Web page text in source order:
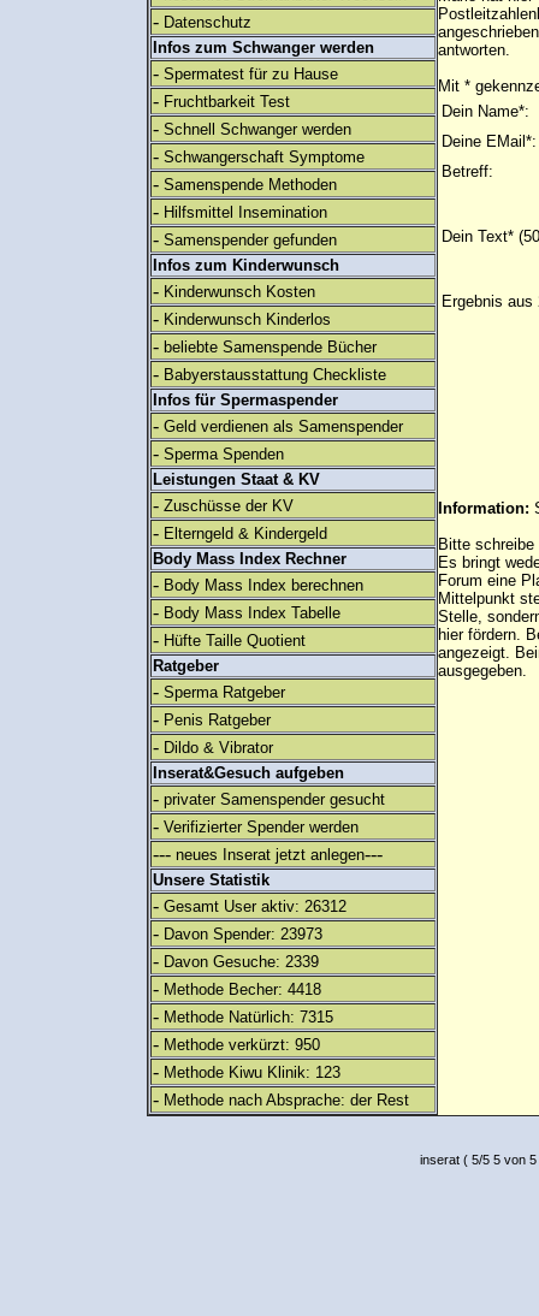
- Datenschutz
Infos zum Schwanger werden
- Spermatest für zu Hause
- Fruchtbarkeit Test
- Schnell Schwanger werden
- Schwangerschaft Symptome
- Samenspende Methoden
- Hilfsmittel Insemination
- Samenspender gefunden
Infos zum Kinderwunsch
- Kinderwunsch Kosten
- Kinderwunsch Kinderlos
- beliebte Samenspende Bücher
- Babyerstausstattung Checkliste
Infos für Spermaspender
- Geld verdienen als Samenspender
- Sperma Spenden
Leistungen Staat & KV
- Zuschüsse der KV
- Elterngeld & Kindergeld
Body Mass Index Rechner
- Body Mass Index berechnen
- Body Mass Index Tabelle
- Hüfte Taille Quotient
Ratgeber
- Sperma Ratgeber
- Penis Ratgeber
- Dildo & Vibrator
Inserat&Gesuch aufgeben
- privater Samenspender gesucht
- Verifizierter Spender werden
--- neues Inserat jetzt anlegen---
Unsere Statistik
- Gesamt User aktiv: 26312
- Davon Spender: 23973
- Davon Gesuche: 2339
- Methode Becher: 4418
- Methode Natürlich: 7315
- Methode verkürzt: 950
- Methode Kiwu Klinik: 123
- Methode nach Absprache: der Rest
antworten.
Mit *
Dein Name*:
Deine EMail*:
Betreff:
Dein Text*
Ergebnis aus
Information:
Bitte
Es bringt
Forum eine
Mittelpunkt
Stelle,
hier fördern.
angezeigt.
ausgegeben.
inserat( 5/5 5 von 5